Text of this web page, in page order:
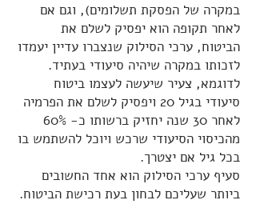
במקרה של הפסקת תשלומים), וגם אם
לאחר תקופה הוא יפסיק לשלם את
הביטוח, ערכי הסילוק שנצברו עדיין יעמדו
לזכותו במקרה שיהיה סיעודי בעתיד.
לדוגמא, צעיר שיעשה לעצמו ביטוח
סיעודי בגיל 20 ויפסיק לשלם את הפרמיה
לאחר 30 שנה יחזיק ברשותו כ- 60%
מהכיסוי הסיעודי שרכש ויוכל להשתמש בו
בכל גיל אם יצטרך.
סעיף ערכי הסילוק הוא אחד החשובים
ביותר שעליכם לבחון בעת רכישת הביטוח.